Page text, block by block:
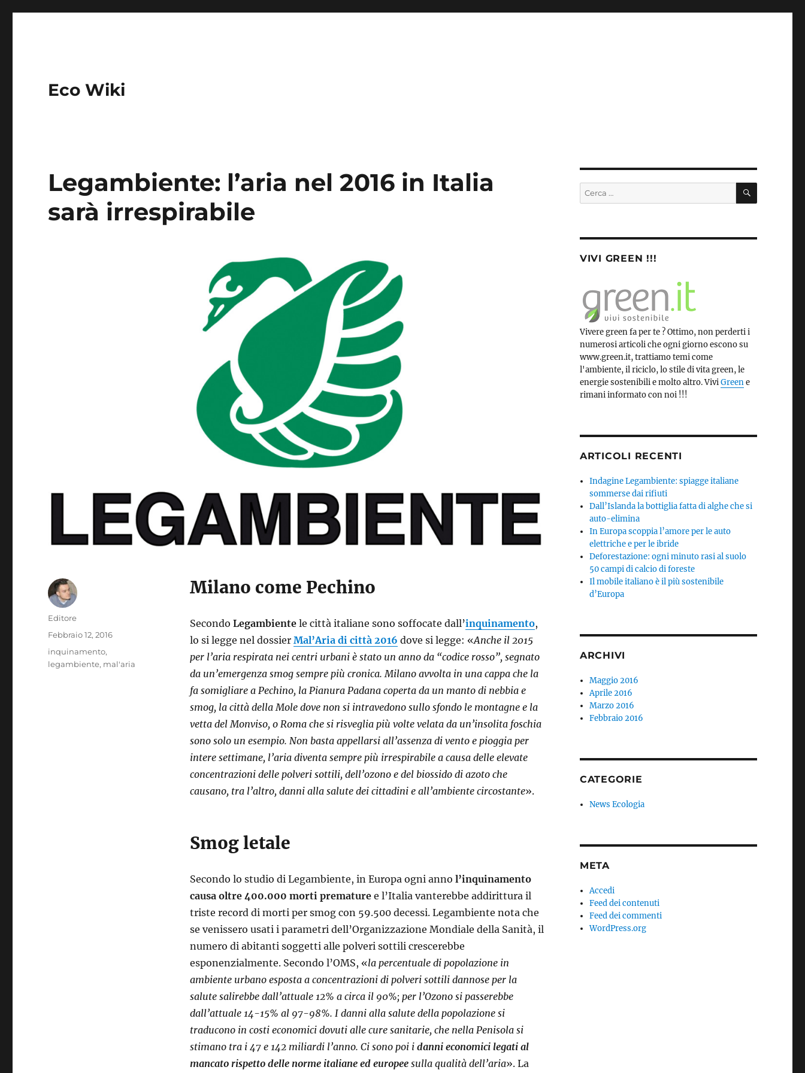
Eco Wiki
Legambiente: l’aria nel 2016 in Italia
sarà irrespirabile
Milano come Pechino
Secondo Legambientele città italiane sono soffocate dall’inquinamento,
lo si legge nel dossier Mal’Aria di città 2016 dove si legge: «Anche il 2015
per l’aria respirata nei centri urbani è stato un anno da “codice rosso”, segnato
da un’emergenza smog sempre più cronica. Milano avvolta in una cappa che la
fa somigliare a Pechino, la Pianura Padana coperta da un manto di nebbia e
smog, la città della Mole dove non si intravedono sullo sfondo le montagne e la
vetta del Monviso, o Roma che si risveglia più volte velata da un’insolita foschia
sono solo un esempio. Non basta appellarsi all’assenza di vento e pioggia per
intere settimane, l’aria diventa sempre più irrespirabile a causa delle elevate
concentrazioni delle polveri sottili, dell’ozono e del biossido di azoto che
causano, tra l’altro, danni alla salute dei cittadini e all’ambiente circostante».
Smog letale
Secondo lo studio di Legambiente, in Europa ogni anno l’inquinamento
causa oltre 400.000 morti prematuree l’Italia vanterebbe addirittura il
triste record di morti per smog con 59.500 decessi. Legambiente nota che
se venissero usati i parametri dell’Organizzazione Mondiale della Sanità, il
numero di abitanti soggetti alle polveri sottili crescerebbe
esponenzialmente. Secondo l’OMS, «la percentuale di popolazione in
ambiente urbano esposta a concentrazioni di polveri sottili dannose per la
salute salirebbe dall’attuale 12% a circa il 90%; per l’Ozono si passerebbe
dall’attuale 14-15% al 97-98%. I danni alla salute della popolazione si
traducono in costi economici dovuti alle cure sanitarie, che nella Penisola si
stimano tra i 47 e 142 miliardi l’anno. Ci sono poi i danni economici legati al
mancato rispetto delle norme italiane ed europeesulla qualità dell’aria». La
Autore
Editore
Pubblicato
il
Febbraio 12, 2016
Tag
inquinamento,
legambiente, mal'aria
Cerca: CERCA
VIVI GREEN !!!
Vivere green fa per te ? Ottimo, non perderti i
numerosi articoli che ogni giorno escono su
www.green.it, trattiamo temi come
l'ambiente, il riciclo, lo stile di vita green, le
energie sostenibili e molto altro. ViviGreene
rimani informato con noi !!!
ARTICOLI RECENTI
Indagine Legambiente: spiagge italiane
sommerse dai rifiuti
Dall’Islanda la bottiglia fatta di alghe che si
auto-elimina
In Europa scoppia l’amore per le auto
elettriche e per le ibride
Deforestazione: ogni minuto rasi al suolo
50 campi di calcio di foreste
Il mobile italiano è il più sostenibile
d’Europa
ARCHIVI
Maggio 2016
Aprile 2016
Marzo 2016
Febbraio 2016
CATEGORIE
News Ecologia
META
Accedi
Feed dei contenuti
Feed dei commenti
WordPress.org